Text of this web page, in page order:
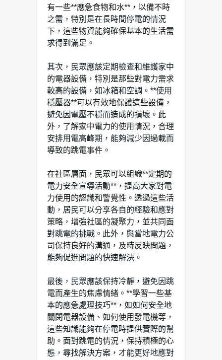
有一些**應急食物和水**，以備不時
之需，特別是在長時間停電的情況
下，這些物資能夠確保基本的生活需
求得到滿足。
其次，民眾應該定期檢查和維護家中
的電器設備，特別是那些對電力需求
較高的設備，如冰箱和空調。**使用
穩壓器**可以有效地保護這些設備，
避免因電壓不穩而造成的損壞。此
外，了解家中電力的使用情況，合理
安排用電高峰期，能夠減少因過載而
導致的跳電事件。
在社區層面，民眾可以組織**定期的
電力安全宣導活動**，提高大家對電
力使用的認識和警覺性。透過這些活
動，居民可以分享各自的經驗和應對
策略，增強社區的凝聚力，並共同面
對跳電的挑戰。此外，與當地電力公
司保持良好的溝通，及時反映問題，
能夠促進問題的快速解決。
最後，民眾應該保持冷靜，避免因跳
電而產生的焦慮情緒。**學習一些基
本的應急處理技巧**，如如何安全地
關閉電器設備、如何使用發電機等，
這些知識能夠在停電時提供實際的幫
助。面對跳電的情況，保持積極的心
態，尋找解決方案，才能更好地應對